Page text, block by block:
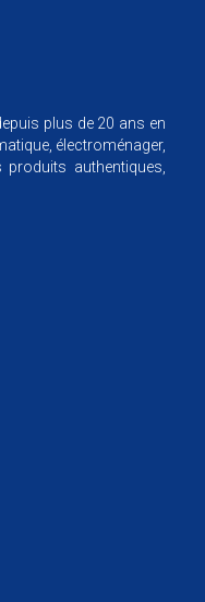
plus de 20 ans en
électroménager,
authentiques,